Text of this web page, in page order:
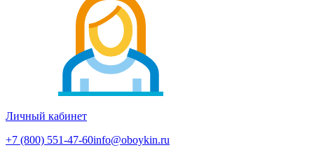
Личный кабинет
+7 (800) 551-47-60info@oboykin.ru